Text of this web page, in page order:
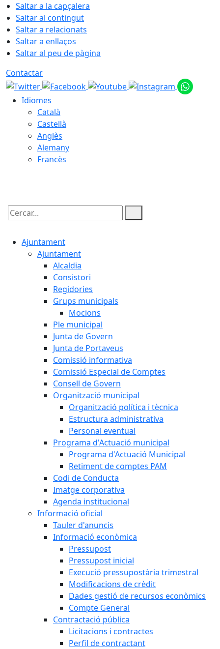
Saltar a la capçalera
Saltar al contingut
Saltar a relacionats
Saltar a enllaços
Saltar al peu de pàgina
Contactar
Idiomes
Català
Castellà
Anglès
Alemany
Francès
Cercar:
Ajuntament
Ajuntament
Alcaldia
Consistori
Regidories
Grups municipals
Mocions
Ple municipal
Junta de Govern
Junta de Portaveus
Comissió informativa
Comissió Especial de Comptes
Consell de Govern
Organització municipal
Organització política i tècnica
Estructura administrativa
Personal eventual
Programa d'Actuació municipal
Programa d'Actuació Municipal
Retiment de comptes PAM
Codi de Conducta
Imatge corporativa
Agenda institucional
Informació oficial
Tauler d'anuncis
Informació econòmica
Pressupost
Pressupost inicial
Execució pressupostària trimestral
Modificacions de crèdit
Dades gestió de recursos econòmics
Compte General
Contractació pública
Licitacions i contractes
Perfil de contractant